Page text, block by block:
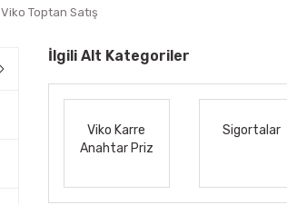
Viko Toptan Satış
İlgili Alt Kategoriler
Viko Karre
Anahtar Priz
Sigortalar